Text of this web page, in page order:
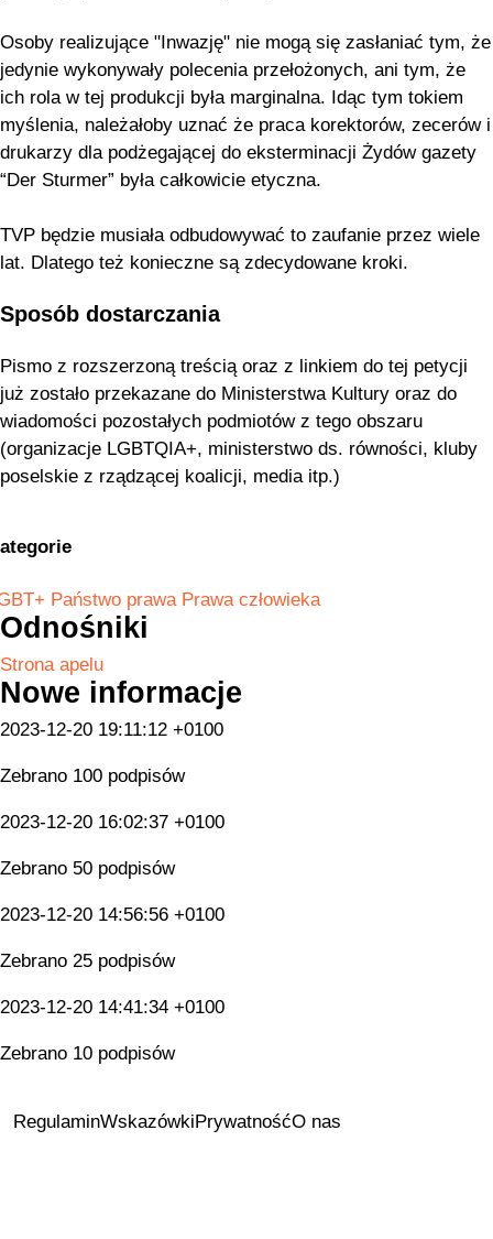
Osoby realizujące "Inwazję" nie mogą się zasłaniać tym, że
jedynie wykonywały polecenia przełożonych, ani tym, że
ich rola w tej produkcji była marginalna. Idąc tym tokiem
myślenia, należałoby uznać że praca korektorów, zecerów i
drukarzy dla podżegającej do eksterminacji Żydów gazety
“Der Sturmer” była całkowicie etyczna.
TVP będzie musiała odbudowywać to zaufanie przez wiele
lat. Dlatego też konieczne są zdecydowane kroki.
Sposób dostarczania
Pismo z rozszerzoną treścią oraz z linkiem do tej petycji
już zostało przekazane do Ministerstwa Kultury oraz do
wiadomości pozostałych podmiotów z tego obszaru
(organizacje LGBTQIA+, ministerstwo ds. równości, kluby
poselskie z rządzącej koalicji, media itp.)
Państwo prawa Prawa człowieka
Odnośniki
Strona apelu
Nowe informacje
2023-12-20 19:11:12 +0100
Zebrano 100 podpisów
2023-12-20 16:02:37 +0100
Zebrano 50 podpisów
2023-12-20 14:56:56 +0100
Zebrano 25 podpisów
2023-12-20 14:41:34 +0100
Zebrano 10 podpisów
RegulaminWskazówkiPrywatnośćO nas